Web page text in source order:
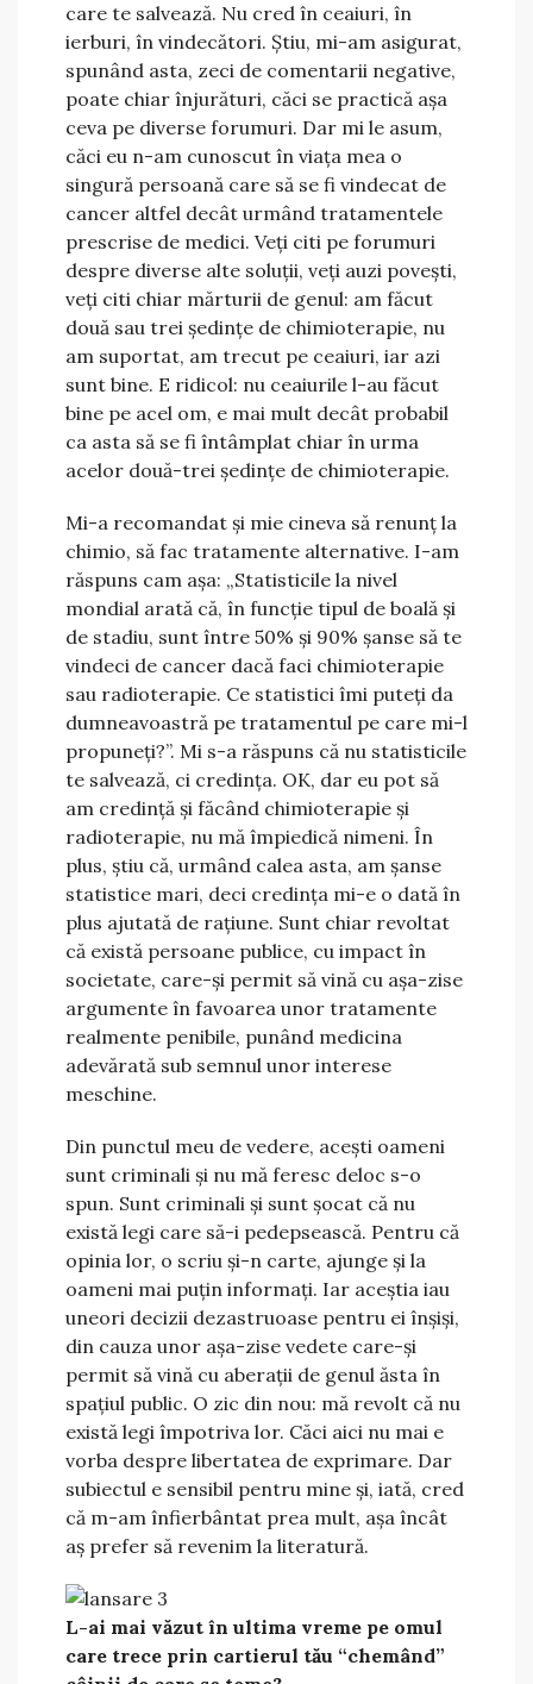
care te salvează. Nu cred în ceaiuri, în
ierburi, în vindecători. Știu, mi-am asigurat,
spunând asta, zeci de comentarii negative,
poate chiar înjurături, căci se practică așa
ceva pe diverse forumuri. Dar mi le asum,
căci eu n-am cunoscut în viața mea o
singură persoană care să se fi vindecat de
cancer altfel decât urmând tratamentele
prescrise de medici. Veți citi pe forumuri
despre diverse alte soluții, veți auzi povești,
veți citi chiar mărturii de genul: am făcut
două sau trei ședințe de chimioterapie, nu
am suportat, am trecut pe ceaiuri, iar azi
sunt bine. E ridicol: nu ceaiurile l-au făcut
bine pe acel om, e mai mult decât probabil
ca asta să se fi întâmplat chiar în urma
acelor două-trei ședințe de chimioterapie.
Mi-a recomandat și mie cineva să renunț la
chimio, să fac tratamente alternative. I-am
răspuns cam așa: „Statisticile la nivel
mondial arată că, în funcție tipul de boală și
de stadiu, sunt între 50% și 90% șanse să te
vindeci de cancer dacă faci chimioterapie
sau radioterapie. Ce statistici îmi puteți da
dumneavoastră pe tratamentul pe care mi-l
propuneți?”. Mi s-a răspuns că nu statisticile
te salvează, ci credința. OK, dar eu pot să
am credință și făcând chimioterapie și
radioterapie, nu mă împiedică nimeni. În
plus, știu că, urmând calea asta, am șanse
statistice mari, deci credința mi-e o dată în
plus ajutată de rațiune. Sunt chiar revoltat
că există persoane publice, cu impact în
societate, care-și permit să vină cu așa-zise
argumente în favoarea unor tratamente
realmente penibile, punând medicina
adevărată sub semnul unor interese
meschine.
Din punctul meu de vedere, acești oameni
sunt criminali și nu mă feresc deloc s-o
spun. Sunt criminali și sunt șocat că nu
există legi care să-i pedepsească. Pentru că
opinia lor, o scriu și-n carte, ajunge și la
oameni mai puțin informați. Iar aceștia iau
uneori decizii dezastruoase pentru ei înșiși,
din cauza unor așa-zise vedete care-și
permit să vină cu aberații de genul ăsta în
spațiul public. O zic din nou: mă revolt că nu
există legi împotriva lor. Căci aici nu mai e
vorba despre libertatea de exprimare. Dar
subiectul e sensibil pentru mine și, iată, cred
că m-am înfierbântat prea mult, așa încât
aș prefer să revenim la literatură.
L-ai mai văzut în ultima vreme pe omul
care trece prin cartierul tău “chemând”